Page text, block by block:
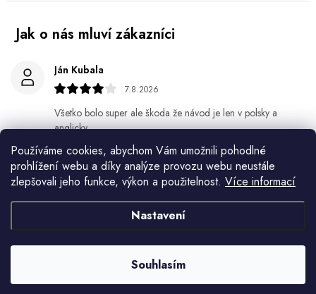
Používáme cookies, abychom Vám umožnili pohodlné
prohlížení webu a díky analýze provozu webu neustále
zlepšovali jeho funkce, výkon a použitelnost. Více informací
Nastavení
Souhlasím
Ján Kubala
7.8.2026
Všetko bolo super ale škoda že návod je len v polsky a
anglicky .
Gabriela Březinová Vágnerová
5.8.2026
Velmi rychlé odeslání. Spokojenost